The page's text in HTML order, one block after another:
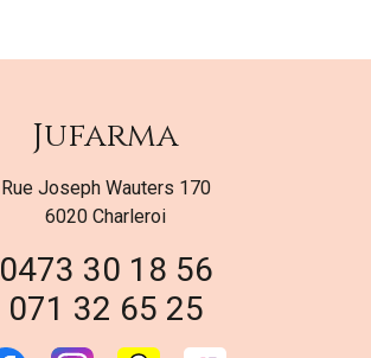
Jufarma
Rue Joseph Wauters 170
6020 Charleroi
0473 30 18 56
071 32 65 25